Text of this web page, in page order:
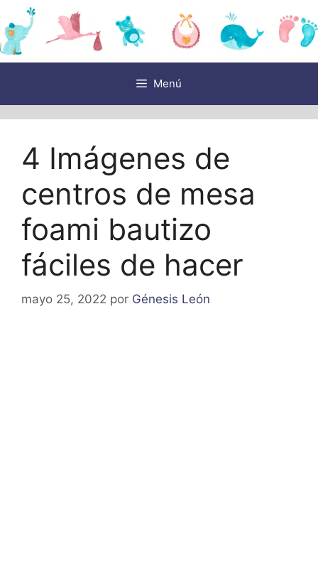
Saltar
al
contenido
Menú
4 Imágenes de
centros de mesa
foami bautizo
fáciles de hacer
mayo 25, 2022 por Génesis León